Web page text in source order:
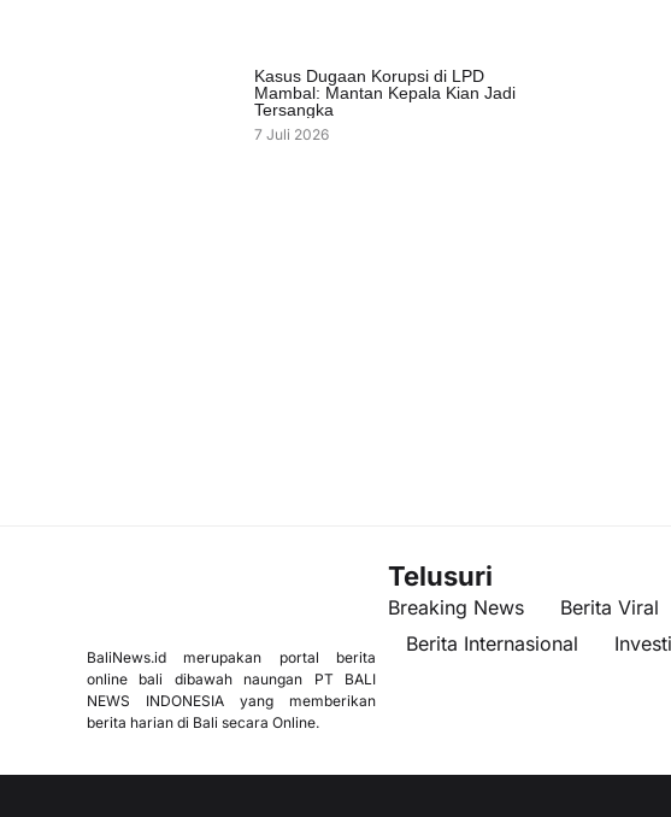
Kasus Dugaan Korupsi di LPD
Mambal: Mantan Kepala Kian Jadi
Tersangka
7 Juli 2026
BaliNews.id merupakan portal berita
online bali dibawah naungan PT BALI
NEWS INDONESIA yang memberikan
berita harian di Bali secara Online.
Telusuri
Breaking News Berita Viral
Berita Internasional